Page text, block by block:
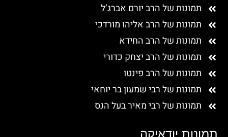
תמונות יודאיקה
תמונות של הרב יורם אברג’ל
תמונות של הרב אליהו מורדכי
תמונות של הרב החידא
תמונות של הרב יצחק כדורי
תמונות של הרב פינטו
תמונות של רבי שמעון בר יוחאי
תמונות של רבי מאיר בעל הנס